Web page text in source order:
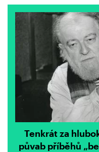
Tenkrát za
půvab příběhů